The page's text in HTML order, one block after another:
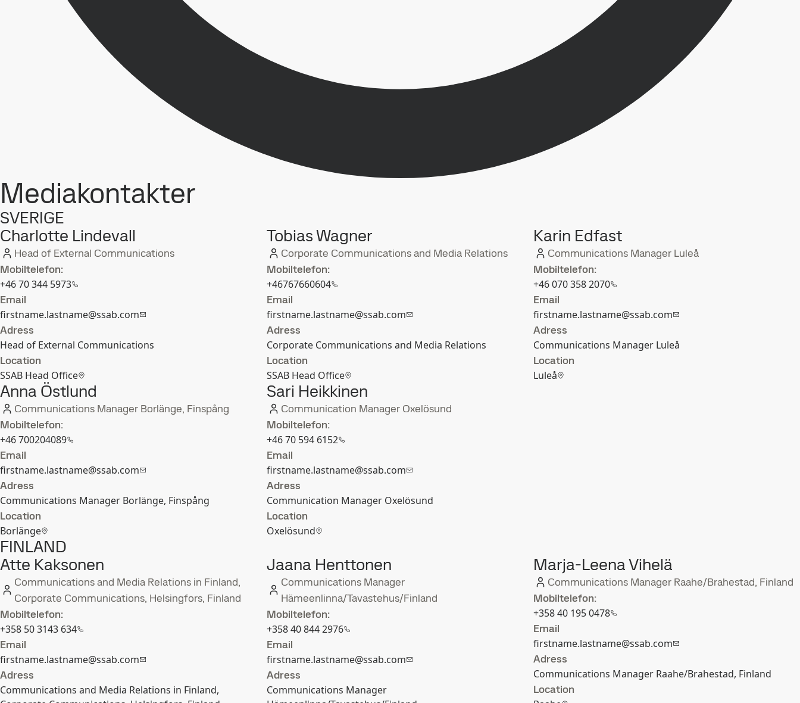
Mediakontakter
SVERIGE
Charlotte Lindevall
Head of External Communications
Mobiltelefon:
+46 70 344 5973
Email
firstname.lastname@ssab.com
Adress
Head of External Communications
Location
SSAB Head Office
Tobias Wagner
Corporate Communications and Media Relations
Mobiltelefon:
+46767660604
Email
firstname.lastname@ssab.com
Adress
Corporate Communications and Media Relations
Location
SSAB Head Office
Karin Edfast
Communications Manager Luleå
Mobiltelefon:
+46 070 358 2070
Email
firstname.lastname@ssab.com
Adress
Communications Manager Luleå
Location
Luleå
Anna Östlund
Communications Manager Borlänge, Finspång
Mobiltelefon:
+46 700204089
Email
firstname.lastname@ssab.com
Adress
Communications Manager Borlänge, Finspång
Location
Borlänge
Sari Heikkinen
Communication Manager Oxelösund
Mobiltelefon:
+46 70 594 6152
Email
firstname.lastname@ssab.com
Adress
Communication Manager Oxelösund
Location
Oxelösund
FINLAND
Atte Kaksonen
Communications and Media Relations in Finland,
Corporate Communications, Helsingfors, Finland
Mobiltelefon:
+358 50 3143 634
Email
firstname.lastname@ssab.com
Adress
Communications and Media Relations in Finland,
Jaana Henttonen
Communications Manager
Hämeenlinna/Tavastehus/Finland
Mobiltelefon:
+358 40 844 2976
Email
firstname.lastname@ssab.com
Adress
Communications Manager
Marja-Leena Vihelä
Communications Manager Raahe/Brahestad, Finland
Mobiltelefon:
+358 40 195 0478
Email
firstname.lastname@ssab.com
Adress
Communications Manager Raahe/Brahestad, Finland
Location